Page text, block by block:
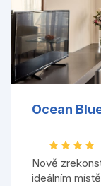
Ocean
Nově
ideálním